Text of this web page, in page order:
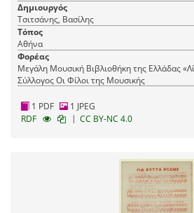
Δημιουργός
Τσιτσάνης, Βασίλης
Τόπος
Αθήνα
Φορέας
Μεγάλη Μουσική Βιβλιοθήκη της Ελλάδας
Σύλλογος Οι Φίλοι της Μουσικής
1 PDF
1 JPEG
RDF
| CC BY-NC 4.0